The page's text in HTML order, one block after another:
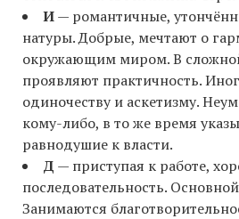
И— романтичные,
натуры. Добрые, мечтают о
окружающим миром. В
проявляют практичность.
одиночеству и аскетизму.
кому-либо, в то же время
равнодушие к власти.
Д — приступая к работе,
последовательность.
Занимаются